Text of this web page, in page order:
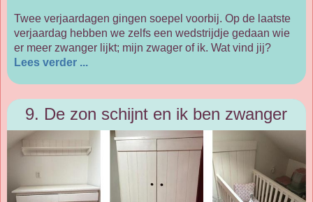
Twee verjaardagen gingen soepel voorbij. Op de laatste
verjaardag hebben we zelfs een wedstrijdje gedaan wie
er meer zwanger lijkt; mijn zwager of ik. Wat vind jij?
Lees verder ...
9. De zon schijnt en ik ben zwanger